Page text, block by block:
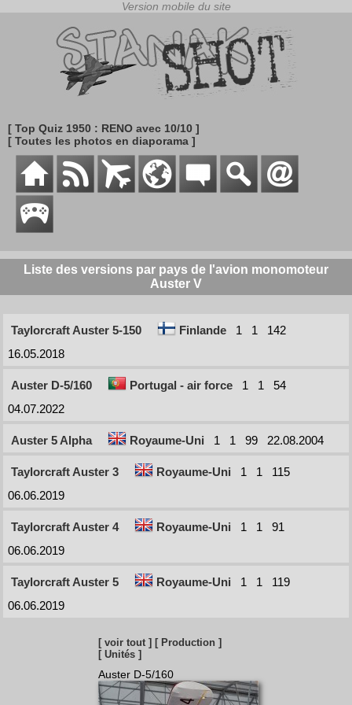
[ Top Quiz 1950 : RENO avec 10/10 ]
[ Toutes les photos en diaporama ]
Liste des versions par pays de l'avion monomoteur
Auster V
Taylorcraft Auster 5-150 Finlande 1 1
142
16.05.2018
Auster D-5/160 Portugal - air force 1 1
54
04.07.2022
Auster 5 Alpha Royaume-Uni 1 1 99 22.08.2004
Taylorcraft Auster 3 Royaume-Uni 1 1
115
06.06.2019
Taylorcraft Auster 4 Royaume-Uni 1 1
91
06.06.2019
Taylorcraft Auster 5 Royaume-Uni 1 1
119
06.06.2019
[ voir tout ] [ Production ]
[ Unités ]
Auster D-5/160